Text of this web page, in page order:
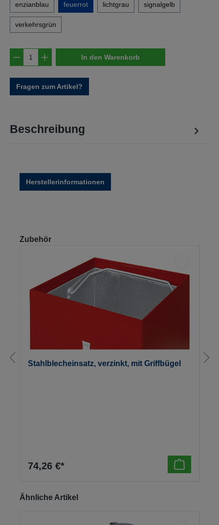
enzianblau feuerrot lichtgrau signalgelb
verkehrsgrün
Produkt Anzahl: Gib den gewünschten
In den Warenkorb
Fragen zum Artikel?
Beschreibung
Herstellerinformationen
Produktgalerie überspringen
Zubehör
Stahlblecheinsatz, verzinkt, mit Griffbügel
74,26 €*
Produktgalerie überspringen
Ähnliche Artikel